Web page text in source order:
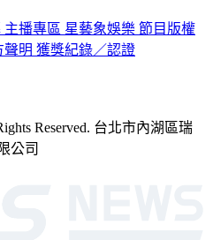
主播專區 星藝象娛樂 節目版權
聲明 獲獎紀錄／認證
Reserved. 台北市內湖區瑞
公司